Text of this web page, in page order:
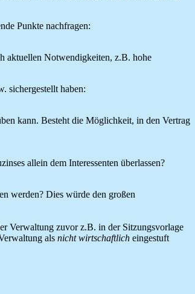
Punkte nachfragen:
aktuellen Notwendigkeiten, z.B. hohe
sichergestellt haben:
kann. Besteht die Möglichkeit, in den Vertrag
allein dem Interessenten überlassen?
werden? Dies würde den großen
Verwaltung zuvor z.B. in der Sitzungsvorlage
als nicht wirtschaftlich eingestuft